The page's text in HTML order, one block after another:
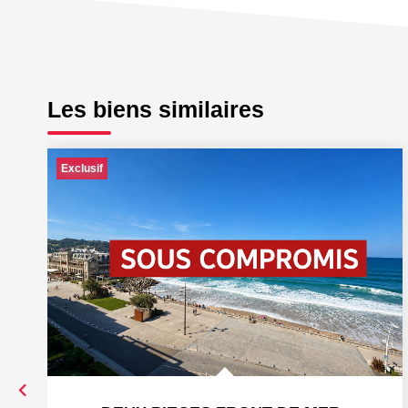
Les biens similaires
Exclusif